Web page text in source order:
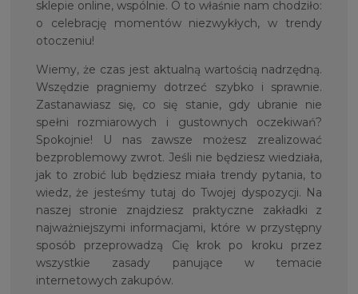
sklepie online, wspólnie. O to właśnie nam chodziło:
o celebrację momentów niezwykłych, w trendy
otoczeniu!
Wiemy, że czas jest aktualną wartością nadrzędną.
Wszędzie pragniemy dotrzeć szybko i sprawnie.
Zastanawiasz się, co się stanie, gdy ubranie nie
spełni rozmiarowych i gustownych oczekiwań?
Spokojnie! U nas zawsze możesz zrealizować
bezproblemowy zwrot. Jeśli nie będziesz wiedziała,
jak to zrobić lub będziesz miała trendy pytania, to
wiedz, że jesteśmy tutaj do Twojej dyspozycji. Na
naszej stronie znajdziesz praktyczne zakładki z
najważniejszymi informacjami, które w przystępny
sposób przeprowadzą Cię krok po kroku przez
wszystkie zasady panujące w temacie
internetowych zakupów.